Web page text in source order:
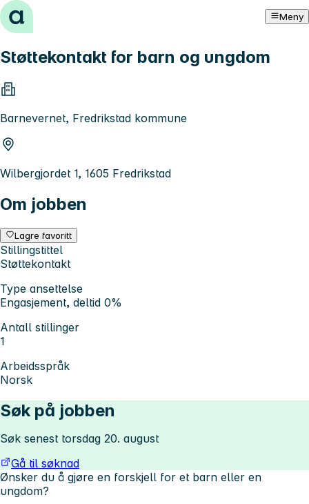
Hopp til innhold Meny
Støttekontakt for barn og ungdom
Barnevernet, Fredrikstad kommune
Wilbergjordet 1, 1605 Fredrikstad
Om jobben
Lagre favoritt
Stillingstittel
Støttekontakt
Type ansettelse
Engasjement, deltid 0%
Antall stillinger
1
Arbeidsspråk
Norsk
Søk på jobben
Søk senest torsdag 20. august
Gå til søknad
Ønsker du å gjøre en forskjell for et barn eller en
ungdom?